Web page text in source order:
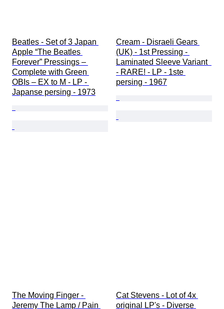
Beatles - Set of 3 Japan
Apple “The Beatles
Forever” Pressings –
Complete with Green
OBIs – EX to M - LP -
Japanse persing - 1973
Cream - Disraeli Gears
(UK) - 1st Pressing -
Laminated Sleeve Variant
- RARE! - LP - 1ste
persing - 1967
The Moving Finger -
Jeremy The Lamp / Pain
Cat Stevens - Lot of 4x
original LP's - Diverse